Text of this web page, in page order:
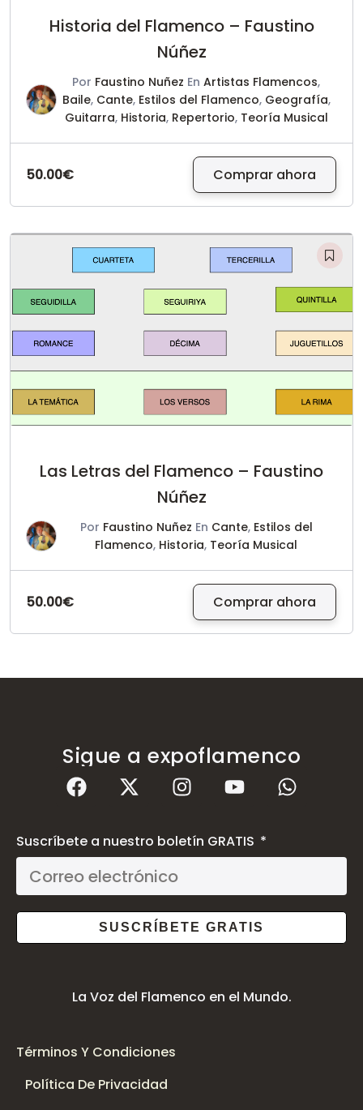
Historia del Flamenco – Faustino
Núñez
Por Faustino Nuñez En Artistas Flamencos,
Baile, Cante, Estilos del Flamenco, Geografía,
Guitarra, Historia, Repertorio, Teoría Musical
50.00€ Comprar ahora
Las Letras del Flamenco – Faustino
Núñez
Por Faustino Nuñez En Cante, Estilos del
Flamenco, Historia, Teoría Musical
50.00€ Comprar ahora
La Voz del Flamenco en el Mundo.
Suscríbete a nuestro boletín GRATIS
SUSCRÍBETE GRATIS
Sigue a expoflamenco
Términos Y Condiciones
Política De Privacidad